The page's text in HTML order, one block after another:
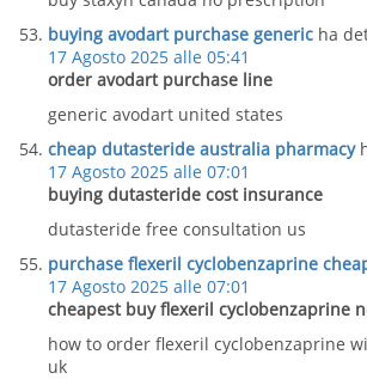
buying avodart purchase generic ha
17 Agosto 2025 alle 05:41
order avodart purchase line
generic avodart united states
cheap dutasteride australia pharmacy
17 Agosto 2025 alle 07:01
buying dutasteride cost insurance
dutasteride free consultation us
purchase flexeril cyclobenzaprine
17 Agosto 2025 alle 07:01
cheapest buy flexeril cyclobenzaprine
how to order flexeril cyclobenzaprine
uk